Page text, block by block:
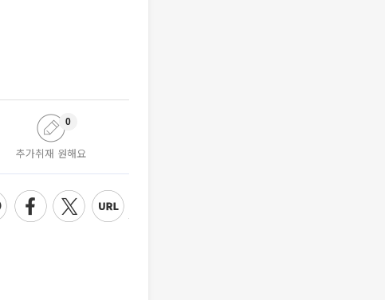
추가취재 원해요
0